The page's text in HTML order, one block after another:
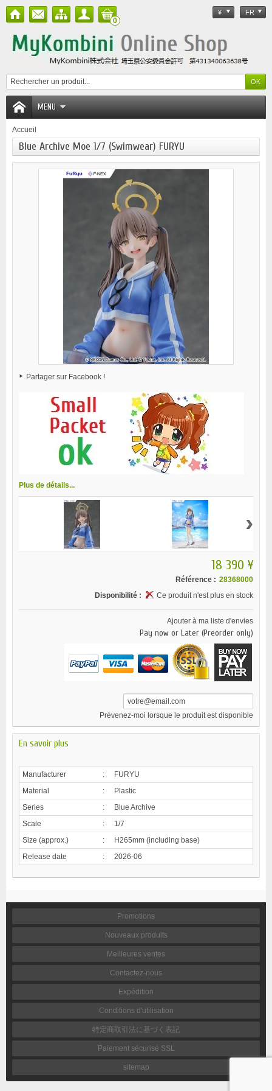
¥ FR
0
MENU
Accueil
Blue Archive Moe 1/7 (Swimwear) FURYU
Partager sur Facebook !
Plus de détails...
›
18 390 ¥
Référence : 28368000
Disponibilité :
Ce produit n'est plus en stock
Ajouter à ma liste d'envies
Pay now or Later (Preorder only)
Prévenez-moi lorsque le produit est disponible
En savoir plus
Manufacturer :
FURYU
Material
:
Plastic
Series
:
Blue Archive
Scale
:
1/7
Size (approx.)
:
H265mm (including base)
Release date
: 2026-06
Promotions
Nouveaux produits
Meilleures ventes
Contactez-nous
Expédition
Conditions d'utilisation
特定商取引法に基づく表記
Paiement sécurisé SSL
sitemap